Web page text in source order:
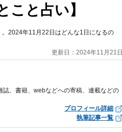
こと占い】
2024年11月22日はどんな1日になるの
更新日：2024年11月21日
、書籍、webなどへの寄稿、連載などの
プロフィール詳細
執筆記事一覧